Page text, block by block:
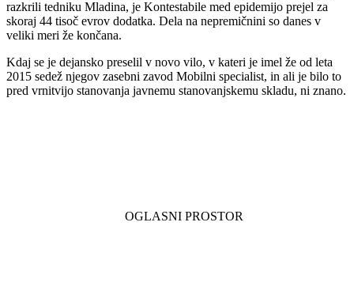
razkrili tedniku Mladina, je Kontestabile med epidemijo prejel za
skoraj 44 tisoč evrov dodatka. Dela na nepremičnini so danes v
veliki meri že končana.
Kdaj se je dejansko preselil v novo vilo, v kateri je imel že od leta
2015 sedež njegov zasebni zavod Mobilni specialist, in ali je bilo to
pred vrnitvijo stanovanja javnemu stanovanjskemu skladu, ni znano.